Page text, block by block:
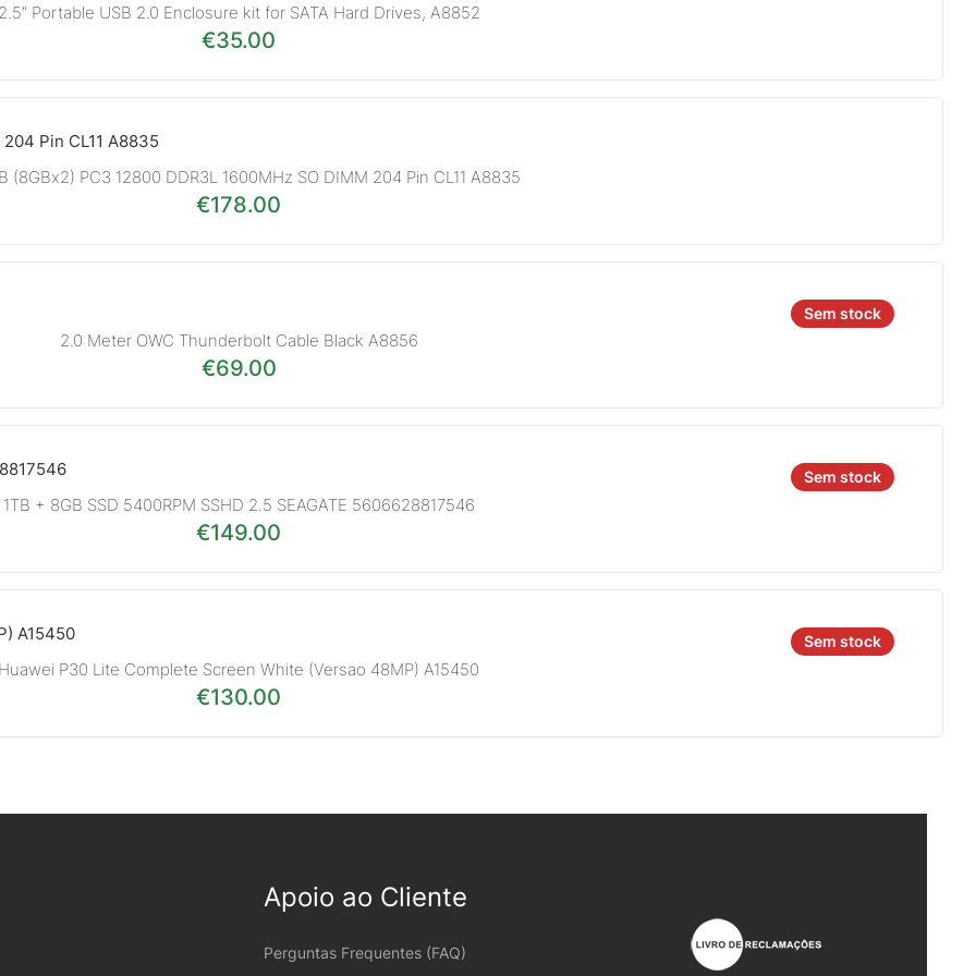
Portable USB 2.0 Enclosure kit for SATA Hard Drives, A8852
€35.00
(8GBx2) PC3 12800 DDR3L 1600MHz SO DIMM 204 Pin CL11 A8835
€178.00
Sem stock
2.0 Meter OWC Thunderbolt Cable Black A8856
€69.00
Sem stock
1TB + 8GB SSD 5400RPM SSHD 2.5 SEAGATE 5606628817546
€149.00
Sem stock
P30 Lite Complete Screen White (Versao 48MP) A15450
€130.00
Apoio ao Cliente
Perguntas Frequentes (FAQ)